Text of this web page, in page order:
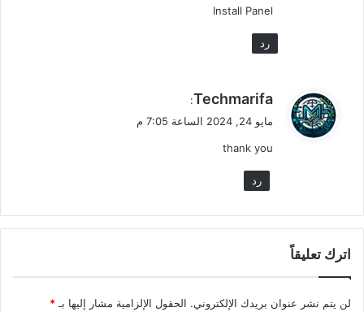
Install Panel
رد
ي
ل
Techmarifa
:
مايو 24, 2024 الساعة 7:05 م
thank you
رد
اترك تعليقاً
لن يتم نشر عنوان بريدك الإلكتروني. الحقول الإلزامية مشار إليها بـ *